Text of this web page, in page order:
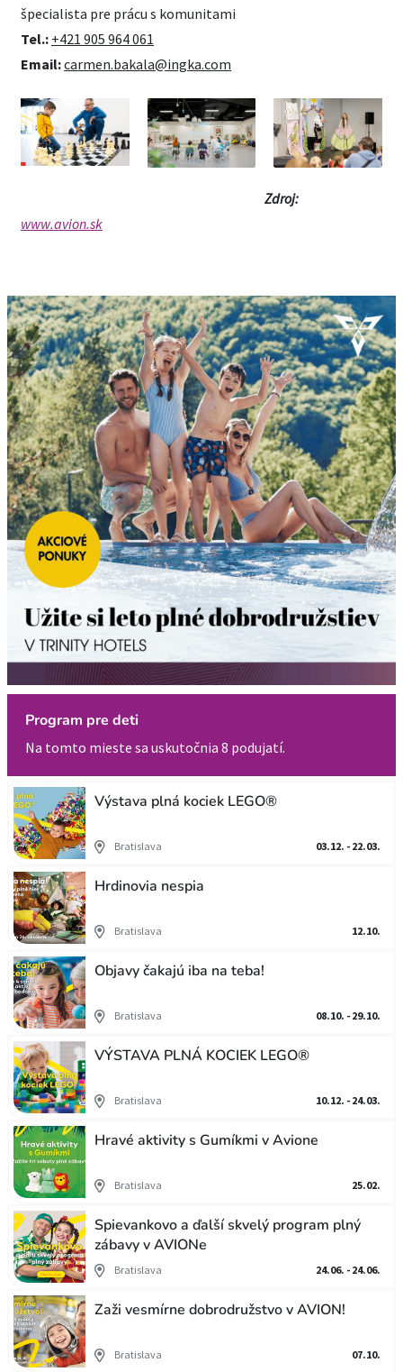
špecialista pre prácu s komunitami
Tel.: +421 905 964 061
Email:carmen.bakala@ingka.com
Zdroj:
www.avion.sk
Program pre deti
Na tomto mieste sa uskutočnia 8 podujatí.
Výstava plná kociek LEGO®
Bratislava 03.12. - 22.03.
Hrdinovia nespia
Bratislava 12.10.
Objavy čakajú iba na teba!
Bratislava 08.10. - 29.10.
VÝSTAVA PLNÁ KOCIEK LEGO®
Bratislava 10.12. - 24.03.
Hravé aktivity s Gumíkmi v Avione
Bratislava 25.02.
Spievankovo a ďalší skvelý program plný
zábavy v AVIONe
Bratislava 24.06. - 24.06.
Zaži vesmírne dobrodružstvo v AVION!
Bratislava 07.10.